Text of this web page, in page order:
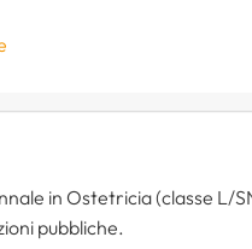
in Ostetricia (classe L/
pubbliche.